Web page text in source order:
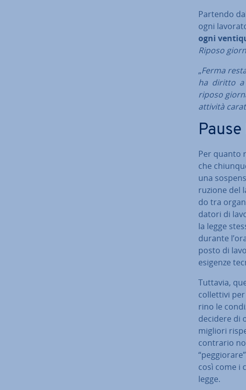
Partendo
ogni
ogni
Riposo
„Ferma
ha diritto a
riposo
attività
Per quanto
che
una
ru­zio­ne del
do tra
datori di
la legge
durante
posto di
esigenze
Tuttavia,
col­let­ti­vi
ri­no le
decidere di
migliori
contrario
così come i
legge.